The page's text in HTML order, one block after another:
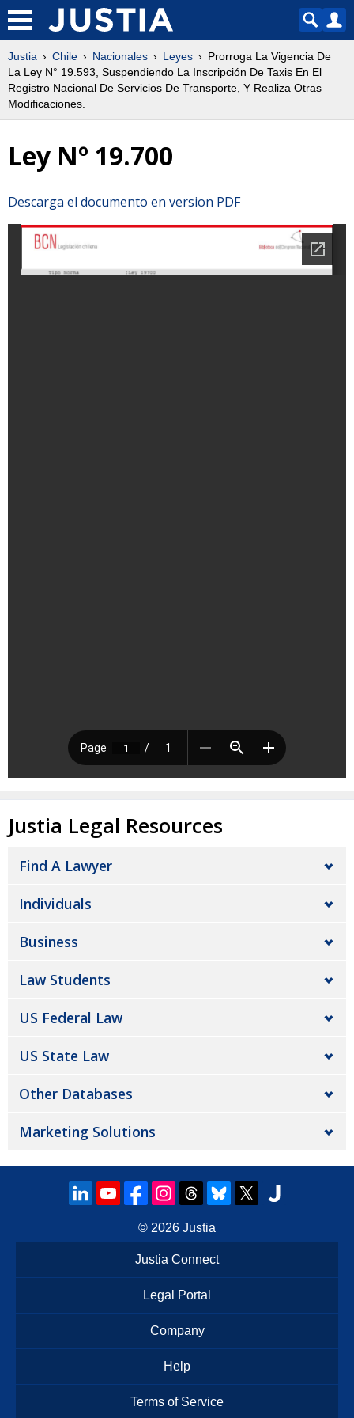
Justia Chile Nacionales Leyes
Prorroga La Vigencia De
La Ley N° 19.593, Suspendiendo La Inscripción De Taxis En El
Registro Nacional De Servicios De Transporte, Y Realiza Otras
Modificaciones.
Ley Nº 19.700
Descarga el documento en version PDF
Justia Legal Resources
Find A Lawyer
Individuals
Business
Law Students
US Federal Law
US State Law
Other Databases
Marketing Solutions
© 2026 Justia
Justia Connect
Legal Portal
Company
Help
Terms of Service